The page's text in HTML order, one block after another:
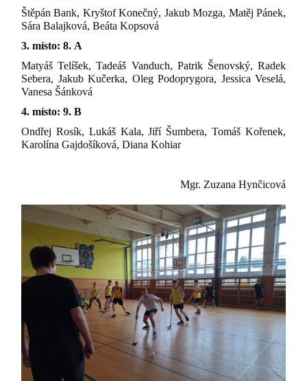
Štěpán Bank, Kryštof Konečný, Jakub Mozga, Matěj Pánek,
Sára Balajková, Beáta Kopsová
3. místo: 8. A
Matyáš Telíšek, Tadeáš Vanduch, Patrik Šenovský, Radek
Sebera, Jakub Kučerka, Oleg Podoprygora, Jessica Veselá,
Vanesa Šánková
4. místo: 9. B
Ondřej Rosík, Lukáš Kala, Jiří Šumbera, Tomáš Kořenek,
Karolína Gajdošíková, Diana Kohiar
Mgr. Zuzana Hynčicová